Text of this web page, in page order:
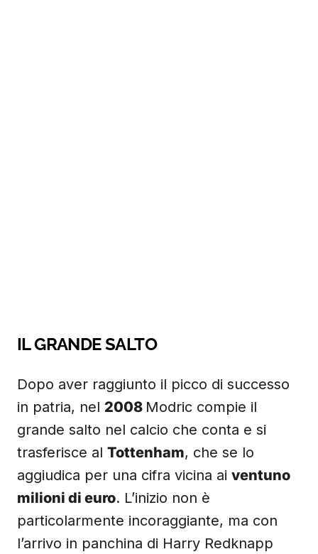
IL GRANDE SALTO
Dopo aver raggiunto il picco di successo
in patria, nel 2008 Modric compie il
grande salto nel calcio che conta e si
trasferisce al Tottenham, che se lo
aggiudica per una cifra vicina ai ventuno
milioni di euro. L’inizio non è
particolarmente incoraggiante, ma con
l’arrivo in panchina di Harry Redknapp